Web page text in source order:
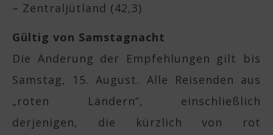
– Zentraljütland (42,3)
Gültig von Samstagnacht
Die Änderung der Empfehlungen gilt bis
Samstag, 15. August. Alle Reisenden aus
„roten Ländern“, einschließlich
derjenigen, die kürzlich von rot